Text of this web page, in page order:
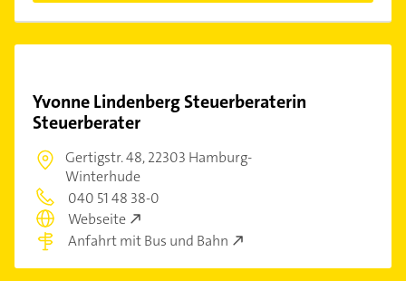
Yvonne Lindenberg Steuerberaterin
Steuerberater
Gertigstr. 48,22303 Hamburg-
Winterhude
040 51 48 38-0
Webseite
Anfahrt mit Bus und Bahn